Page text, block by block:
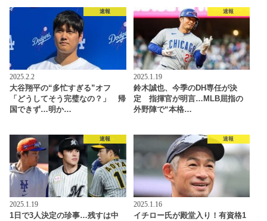
速報
2025.2.2
大谷翔平の“多忙すぎる”オフ
「どうしてそう完璧なの？」 帰
国できず…明か…
速報
2025.1.19
鈴木誠也、今季のDH専任が決
定 指揮官が明言…MLB屈指の
外野陣で“本格…
速報
2025.1.19
1日で3人決定の珍事…残すは中
速報
2025.1.16
イチロー氏が殿堂入り！有資格1